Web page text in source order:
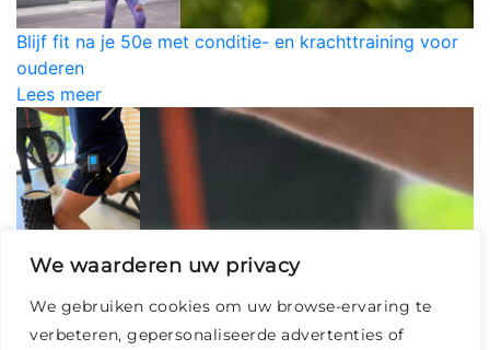
We waarderen uw privacy
We gebruiken cookies om uw browse-ervaring te
verbeteren, gepersonaliseerde advertenties of
Blijf fit na je 50e met conditie- en krachttraining voor
ouderen
Lees meer
met minimale belasting
Lees meer